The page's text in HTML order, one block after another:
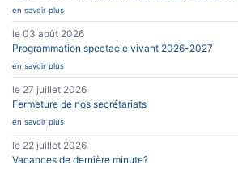
en savoir plus
le 03 août 2026
Programmation spectacle vivant 2026-2027
en savoir plus
le 27 juillet 2026
Fermeture de nos secrétariats
en savoir plus
le 22 juillet 2026
Vacances de dernière minute?